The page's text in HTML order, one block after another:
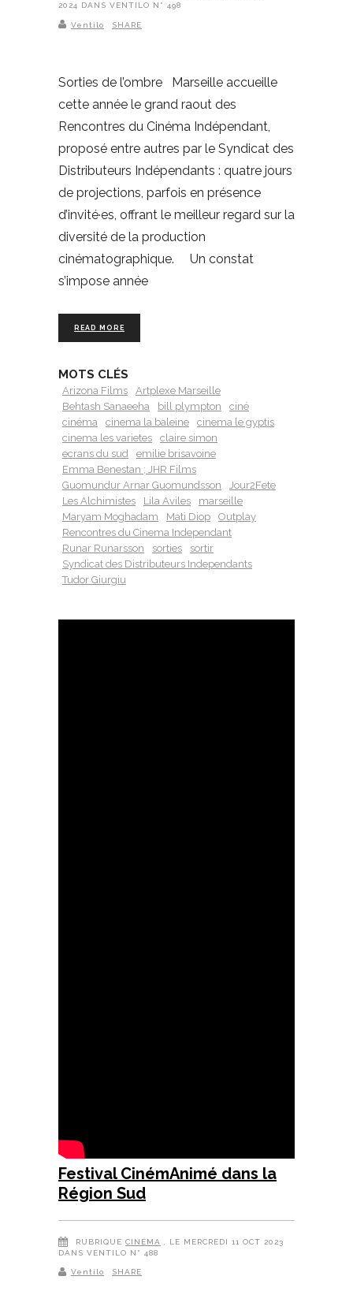
2024 DANS VENTILO N° 498
Ventilo SHARE
Sorties de l’ombre Marseille accueille
cette année le grand raout des
Rencontres du Cinéma Indépendant,
proposé entre autres par le Syndicat des
Distributeurs Indépendants : quatre jours
de projections, parfois en présence
d’invité·es, offrant le meilleur regard sur la
diversité de la production
cinématographique. Un constat
s’impose année
READ MORE
MOTS CLÉS
Arizona Films
Artplexe Marseille
Behtash Sanaeeha
bill plympton
ciné
cinéma
cinema la baleine
cinema le gyptis
cinema les varietes
claire simon
ecrans du sud
emilie brisavoine
Emma Benestan ; JHR Films
Guomundur Arnar Guomundsson
Jour2Fete
Les Alchimistes
Lila Aviles
marseille
Maryam Moghadam
Mati Diop
Outplay
Rencontres du Cinema Independant
Runar Runarsson
sorties
sortir
Syndicat des Distributeurs Independants
Tudor Giurgiu
Festival CinémAnimé dans la
Région Sud
RUBRIQUE CINÉMA
, LE MERCREDI 11 OCT 2023
DANS VENTILO N° 488
Ventilo SHARE